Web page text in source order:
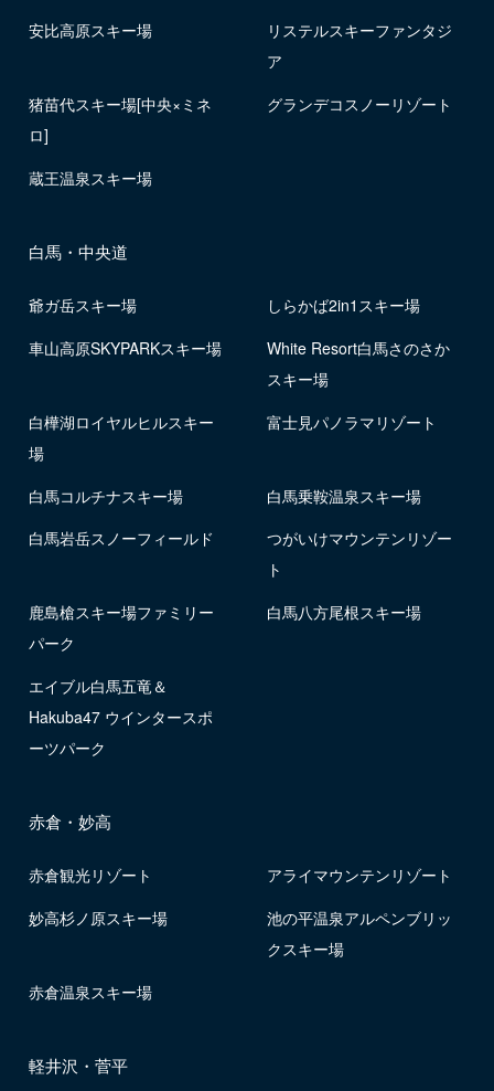
安比高原スキー場
リステルスキーファンタジ
ア
猪苗代スキー場[中央×ミネ
ロ]
グランデコスノーリゾート
蔵王温泉スキー場
白馬・中央道
爺ガ岳スキー場
しらかば2in1スキー場
車山高原SKYPARKスキー場
White Resort白馬さのさか
スキー場
白樺湖ロイヤルヒルスキー
場
富士見パノラマリゾート
白馬コルチナスキー場
白馬乗鞍温泉スキー場
白馬岩岳スノーフィールド
つがいけマウンテンリゾー
ト
鹿島槍スキー場ファミリー
パーク
白馬八方尾根スキー場
エイブル白馬五竜＆
Hakuba47 ウインタースポ
ーツパーク
赤倉・妙高
赤倉観光リゾート
アライマウンテンリゾート
妙高杉ノ原スキー場
池の平温泉アルペンブリッ
クスキー場
赤倉温泉スキー場
軽井沢・菅平